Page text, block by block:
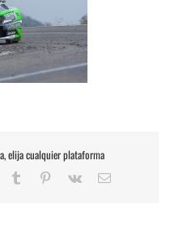
elija cualquier plataforma
Tumblr Pinterest
Vk
Correo